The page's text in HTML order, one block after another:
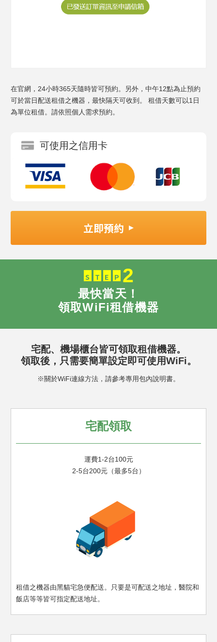
在官網，24小時365天隨時皆可預約。另外，中午12點為止預約
可於當日配送租借之機器，最快隔天可收到。 租借天數可以1日
為單位租借。請依照個人需求預約。
可使用之信用卡
立即預約
S T E P 2
最快當天！
領取WiFi租借機器
宅配、機場櫃台皆可領取租借機器。
領取後，只需要簡單設定即可使用WiFi。
※關於WiFi連線方法，請參考專用包內說明書。
宅配領取
運費1-2台100元
2-5台200元（最多5台）
租借之機器由黑貓宅急便配送。 只要是可配送之地址，醫院和
飯店等等皆可指定配送地址。